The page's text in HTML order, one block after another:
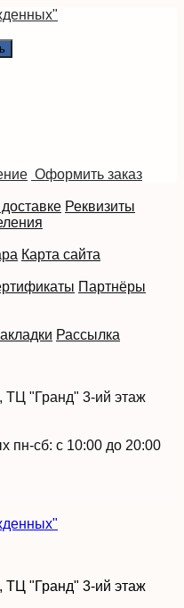
Оформить заказ
Реквизиты
Карта сайта
Партнёры
Рассылка
ТЦ "Гранд" 3-ий этаж
пн-сб: с 10:00 до 20:00
ТЦ "Гранд" 3-ий этаж